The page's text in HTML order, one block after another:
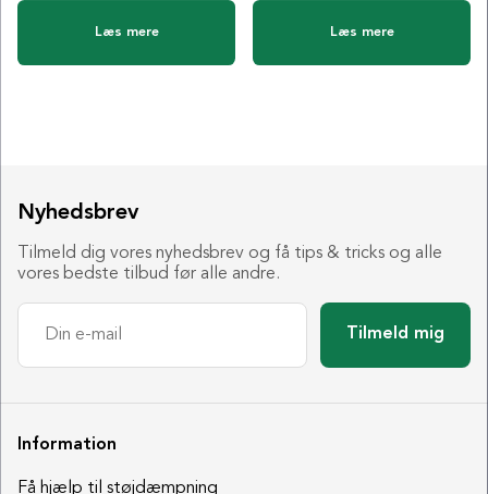
Læs mere Læs mere
Nyhedsbrev
Tilmeld dig vores nyhedsbrev og få tips & tricks og alle
vores bedste tilbud før alle andre.
Tilmeld mig
Information
Få hjælp til støjdæmpning